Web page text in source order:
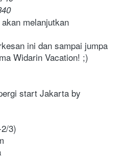
melanjutkan
ini dan sampai jumpa
Widarin Vacation! ;)
start Jakarta by
3)